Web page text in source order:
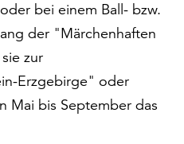
bei einem Ball- bzw.
der "Märchenhaften
zur
Erzgebirge" oder
Mai bis September das